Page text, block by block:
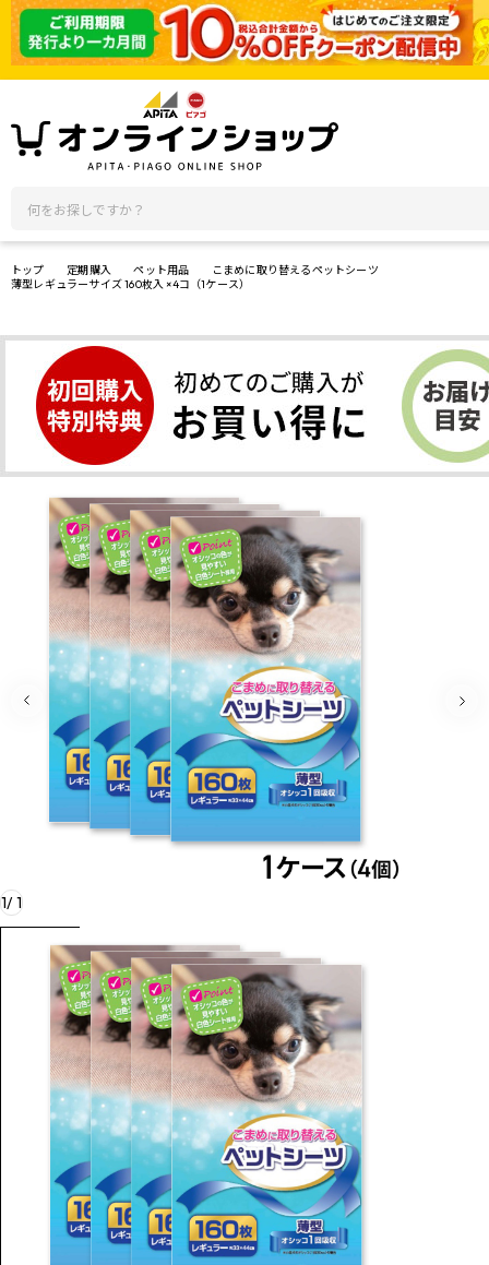
トップ 定期購入 ペット用品
こまめに取り替えるペットシーツ
薄型レギュラーサイズ 160枚入 ×4コ（1ケース）
1/1